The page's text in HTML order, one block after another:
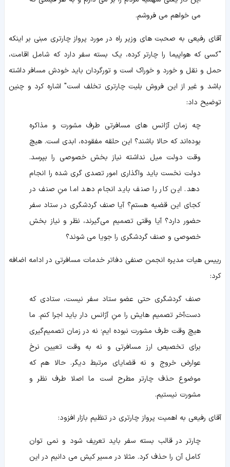
می‌ خواهم می‌ فروشم.
آقای رفیعی به صحبت های وزیر راه در مورد پرواز چارتری مبنی بر اینکه
"کسی که هواپیما را چارتر کرده، یک بسته سفر دارد که شامل اقامت،
حمل و نقل و خورد و خوراک است و تورگردان باید خودش مسافر داشته
باشد و غیر از این فروش بلیت چارتری تخلف است" اشاره کرد و چنین
توضیح داد:
چه زمان آژانس‌ های مسافرتی طرف مشورت و مذاکره
بوده‌اند که حالا باشند؟ این حلقه مفقوده، ابدی است. هیچ
وقت دولت میل نداشته نیاز بخش خصوصی را بپرسد.
دولت نخست باید واگذاری امور تصدی‌ گری‌ شده را انجام
دهد. این کار را صنف باید انجام دهد اما منِ صنف در
کجای این قضیه هستم؟ آیا صنف گردشگری در ستاد سفر
حضور دارد؟ آیا وقتی تصمیم می‌گیرند، نظر و نیاز بخش
خصوصی و صنف گردشگری را جویا می‌ شوند؟
رییس هیات مدیره انجمن صنفی دفاتر خدمات مسافرتی در ادامه اضافه
کرد:
صنف گردشگری حتی عضو ستاد سفر نیست، ستادی که
دست‌آخر تصمیم‌ هایش را منِ آژانس‌ دار باید اجرا کنم. ما
هیچ‌ وقت طرف مشورت نبوده‌ ایم؛ نه در زمان تصمیم‌گیری
برای تخصیص ارز مسافرتی و نه به وقت تعیین نرخ
عوارض خروج و نه قضایای مرتبط دیگر. حالا هم که
موضوع حذف چارتر مطرح است ما اصلا طرف نظر و
مشورت نیستیم.
آقای رفیعی به اهمیت پرواز چارتری در تنظیم بازار افزود:
چارتر در قالب بسته سفر باید تعریف شود و نمی‌ توان
کامل آن را حذف کرد. مثلا در مسیر کیش می‌ دانیم در این